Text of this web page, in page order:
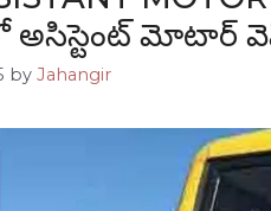
మోటార్
by Jahangir